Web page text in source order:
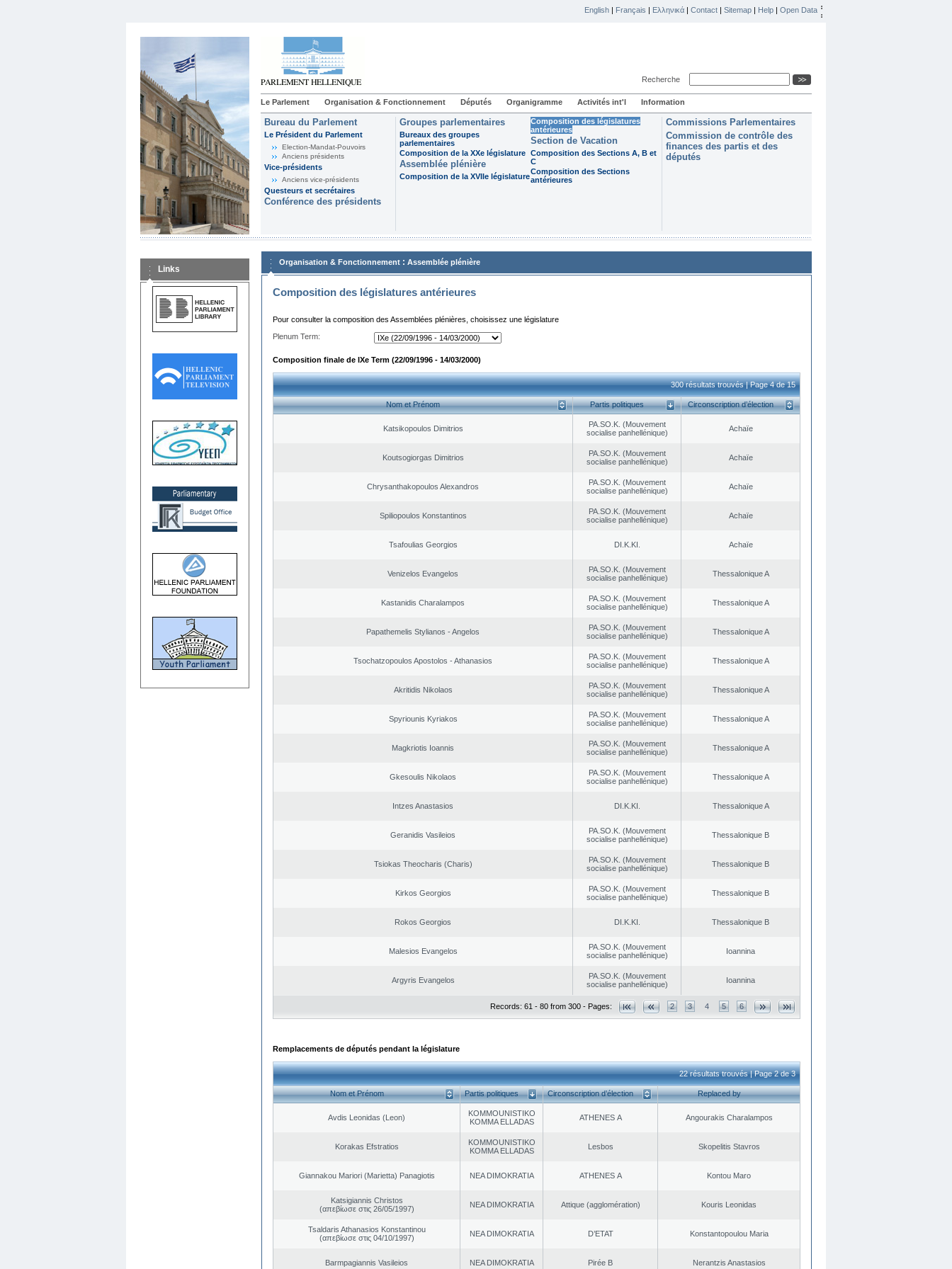
English | Français | Ελληνικά | Contact | Sitemap | Help | Open Data
Recherche
Le Parlement Organisation & Fonctionnement Députés Organigramme Activités int'l Information
Bureau du Parlement
Le Président du Parlement
Election-Mandat-Pouvoirs
Anciens présidents
Vice-présidents
Anciens vice-présidents
Questeurs et secrétaires
Conférence des présidents
Groupes parlementaires
Bureaux des groupes
parlementaires
Composition de la XXe législature
Assemblée plénière
Composition de la XVIIe législature
Composition des législatures
antérieures
Section de Vacation
Composition des Sections A, B et
C
Composition des Sections
antérieures
Commissions Parlementaires
Commission de contrôle des
finances des partis et des
députés
Links
Organisation & Fonctionnement : Assemblée plénière
Composition des législatures antérieures
Pour consulter la composition des Assemblées plénières, choisissez une législature
Plenum Term:
Composition finale de IXe Term (22/09/1996 - 14/03/2000)
300 résultats trouvés | Page 4 de 15
Nom et Prénom Partis politiques Circonscription d’élection
Katsikopoulos Dimitrios
PA.SO.K. (Mouvement
socialise panhellénique)
Achaïe
Koutsogiorgas Dimitrios
PA.SO.K. (Mouvement
socialise panhellénique)
Achaïe
Chrysanthakopoulos Alexandros
PA.SO.K. (Mouvement
socialise panhellénique)
Achaïe
Spiliopoulos Konstantinos
PA.SO.K. (Mouvement
socialise panhellénique)
Achaïe
Tsafoulias Georgios DI.K.KI. Achaïe
Venizelos Evangelos
PA.SO.K. (Mouvement
socialise panhellénique)
Thessalonique A
Kastanidis Charalampos
PA.SO.K. (Mouvement
socialise panhellénique)
Thessalonique A
Papathemelis Stylianos - Angelos
PA.SO.K. (Mouvement
socialise panhellénique)
Thessalonique A
Tsochatzopoulos Apostolos - Athanasios
PA.SO.K. (Mouvement
socialise panhellénique)
Thessalonique A
Akritidis Nikolaos
PA.SO.K. (Mouvement
socialise panhellénique)
Thessalonique A
Spyriounis Kyriakos
PA.SO.K. (Mouvement
socialise panhellénique)
Thessalonique A
Magkriotis Ioannis
PA.SO.K. (Mouvement
socialise panhellénique)
Thessalonique A
Gkesoulis Nikolaos
PA.SO.K. (Mouvement
socialise panhellénique)
Thessalonique A
Intzes Anastasios DI.K.KI. Thessalonique A
Geranidis Vasileios
PA.SO.K. (Mouvement
socialise panhellénique)
Thessalonique B
Tsiokas Theocharis (Charis)
PA.SO.K. (Mouvement
socialise panhellénique)
Thessalonique B
Kirkos Georgios
PA.SO.K. (Mouvement
socialise panhellénique)
Thessalonique B
Rokos Georgios DI.K.KI. Thessalonique B
Malesios Evangelos
PA.SO.K. (Mouvement
socialise panhellénique)
Ioannina
Argyris Evangelos
PA.SO.K. (Mouvement
socialise panhellénique)
Ioannina
Records: 61 - 80 from 300 - Pages: 2 3 4 5 6
Remplacements de députés pendant la législature
22 résultats trouvés | Page 2 de 3
Nom et Prénom Partis politiques Circonscription d’élection Replaced by
Avdis Leonidas (Leon)
KOMMOUNISTIKO
KOMMA ELLADAS
ATHENES Α Angourakis Charalampos
Korakas Efstratios
KOMMOUNISTIKO
KOMMA ELLADAS
Lesbos Skopelitis Stavros
Giannakou Mariori (Marietta) Panagiotis NEA DΙMOKRATIA ATHENES Α Kontou Maro
Katsigiannis Christos
(απεβίωσε στις 26/05/1997)
NEA DΙMOKRATIA Αttique (agglomération) Kouris Leonidas
Tsaldaris Athanasios Konstantinou
(απεβίωσε στις 04/10/1997)
NEA DΙMOKRATIA D’ETAT Konstantopoulou Maria
Barmpagiannis Vasileios NEA DΙMOKRATIA Pirée B Nerantzis Anastasios